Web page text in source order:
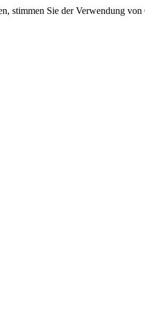
stimmen Sie der Verwendung von